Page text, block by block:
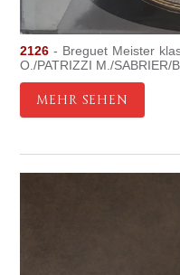
2126 - Breguet Meister
O./PATRIZZI M./SABRIER/
MEHR SEHEN